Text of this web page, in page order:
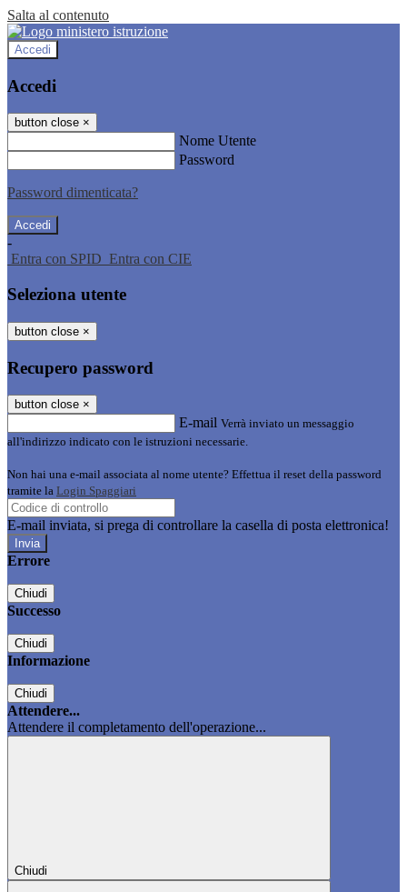
Salta al contenuto
Accedi
Accedi
button close ×
Nome Utente
Password
Password dimenticata?
-
Entra con SPID Entra con CIE
Seleziona utente
button close ×
Recupero password
button close ×
E-mail Verrà inviato un messaggio
all'indirizzo indicato con le istruzioni necessarie.
Non hai una e-mail associata al nome utente? Effettua il reset della password
tramite la Login Spaggiari
E-mail inviata, si prega di controllare la casella di posta elettronica!
Errore
Chiudi
Successo
Chiudi
Informazione
Chiudi
Attendere...
Attendere il completamento dell'operazione...
Chiudi